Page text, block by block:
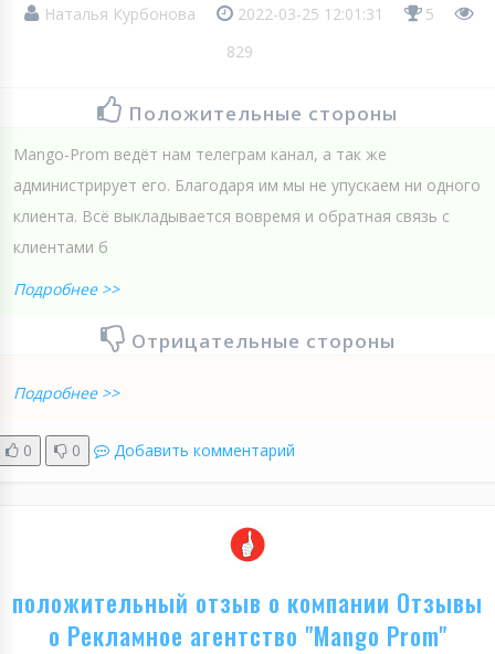
Наталья Курбонова 2022-03-25 12:01:31
5
829
Положительные стороны
Mango-Prom ведёт нам телеграм канал, а так же
администрирует его. Благодаря им мы не упускаем ни одного
клиента. Всё выкладывается вовремя и обратная связь с
клиентами б
Подробнее >>
Отрицательные стороны
Подробнее >>
0 0 Добавить комментарий
положительный отзыв о компании Отзывы
о Рекламное агентство "Mango Prom"